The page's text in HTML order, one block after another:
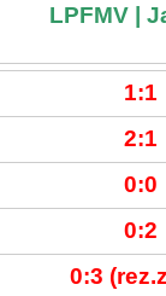
LPFMV |
1:1
2:1
0:0
0:2
0:3